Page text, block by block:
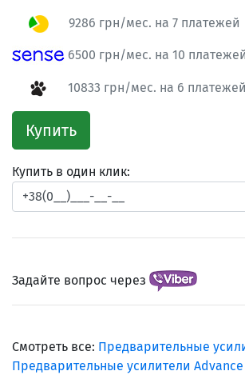
9286 грн/мес. на 7 платежей
6500 грн/мес. на 10 платежей
10833 грн/мес. на 6 платежей
Купить
Купить в один клик:
Задайте вопрос через
Смотреть все: Предварительные
Предварительные усилители